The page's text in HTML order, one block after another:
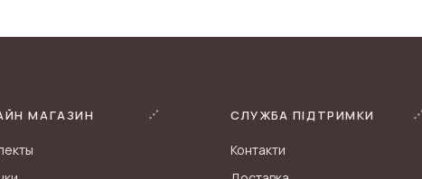
МАГАЗИН СЛУЖБА ПІДТРИМКИ
Контакти